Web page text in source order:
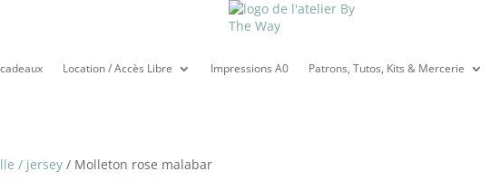
Location / Accès Libre Impressions A0 Patrons, Tutos, Kits & Mercerie
/ jersey / Molleton rose malabar